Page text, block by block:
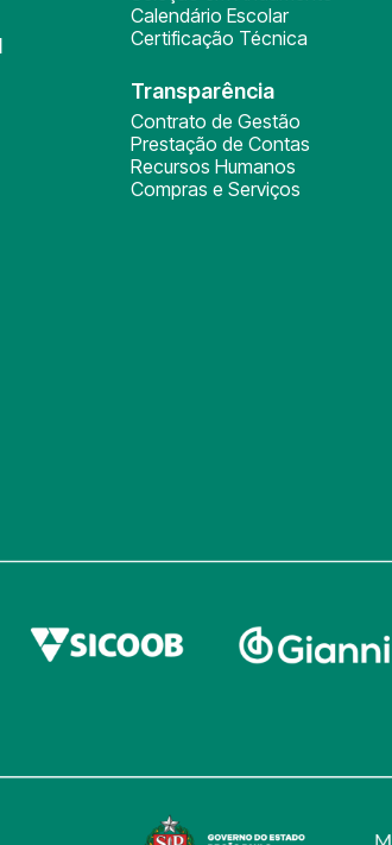
Calendário Escolar
Certificação Técnica
Transparência
Contrato de Gestão
Prestação de Contas
Recursos Humanos
Compras e Serviços